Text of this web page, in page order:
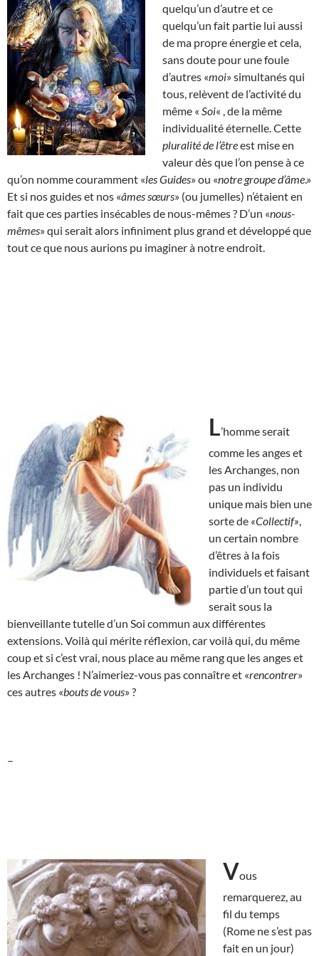
quelqu’un d’autre et ce
quelqu’un fait partie lui aussi
de ma propre énergie et cela,
sans doute pour une foule
d’autres «moi» simultanés qui
tous, relèvent de l’activité du
même « Soi« , de la même
individualité éternelle. Cette
pluralité de l’êtreest mise en
valeur dès que l’on pense à ce
qu’on nomme couramment «les Guides» ou «notre groupe d’âme.»
Et si nos guides et nos «âmes sœurs» (ou jumelles) n’étaient en
fait que ces parties insécables de nous-mêmes ? D’un «nous-
mêmes» qui serait alors infiniment plus grand et développé que
tout ce que nous aurions pu imaginer à notre endroit.
L’homme serait
comme les anges et
les Archanges, non
pas un individu
unique mais bien une
sorte de «Collectif»
un certain nombre
d’êtres à la fois
individuels et faisant
partie d’un tout qui
serait sous la
bienveillante tutelle d’un Soi commun aux différentes
extensions. Voilà qui mérite réflexion, car voilà qui, du même
coup et si c’est vrai, nous place au même rang que les anges et
les Archanges ! N’aimeriez-vous pas connaître et «rencontrer»
ces autres «bouts de vous» ?
–
Vous
remarquerez, au
fil du temps
(Rome ne s’est pas
fait en un jour)